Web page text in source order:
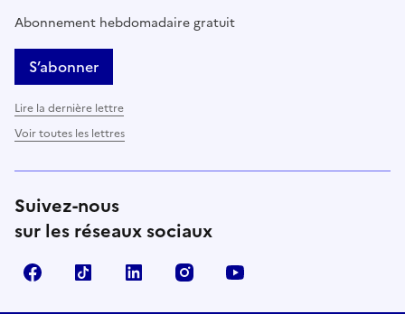
Abonnement hebdomadaire gratuit
S’abonner
Lire la dernière lettre
Voir toutes les lettres
Suivez-nous
sur les réseaux sociaux
FacebookTikTok LinkedIn Instagram